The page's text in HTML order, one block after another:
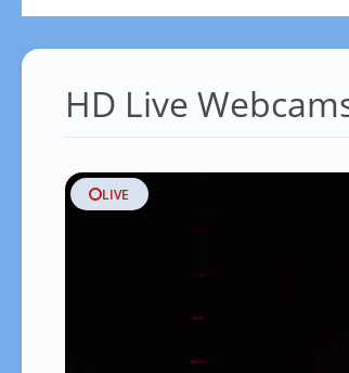
HD Live
LIVE